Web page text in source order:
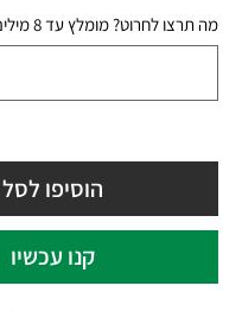
מה תרצו לחרוט? מומלץ עד 8 מילים
הוסיפו לסל
קנו עכשיו